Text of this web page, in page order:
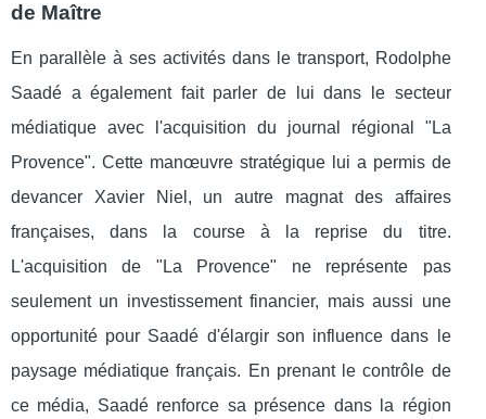
de Maître
En parallèle à ses activités dans le transport, Rodolphe
Saadé a également fait parler de lui dans le secteur
médiatique avec l'acquisition du journal régional "La
Provence". Cette manœuvre stratégique lui a permis de
devancer Xavier Niel, un autre magnat des affaires
françaises, dans la course à la reprise du titre.
L'acquisition de "La Provence" ne représente pas
seulement un investissement financier, mais aussi une
opportunité pour Saadé d'élargir son influence dans le
paysage médiatique français. En prenant le contrôle de
ce média, Saadé renforce sa présence dans la région